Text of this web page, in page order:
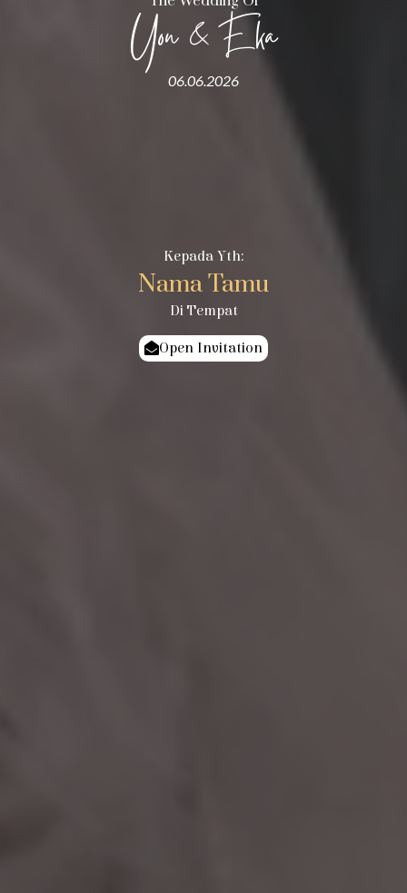
Yon & Eka
06.06.2026
Kepada Yth:
Nama Tamu
Di Tempat
Open Invitation